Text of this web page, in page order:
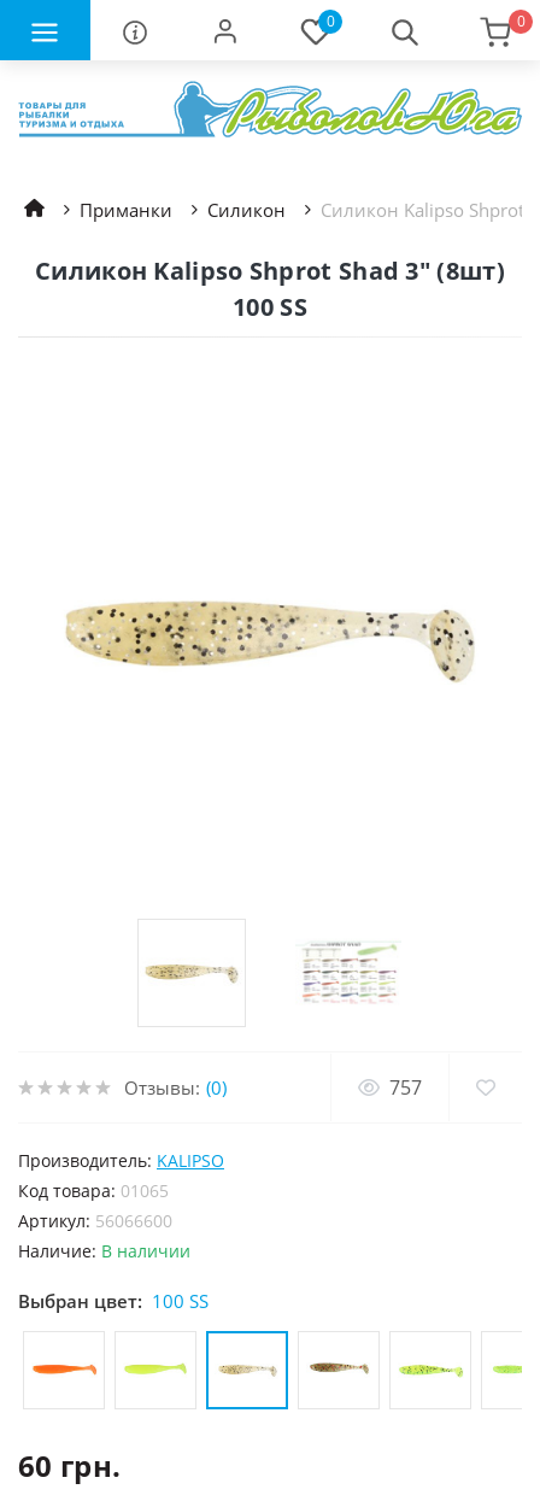
0 0
Приманки Силикон Силикон Kalipso Shprot
Силикон Kalipso Shprot Shad 3" (8шт)
100 SS
Отзывы: (0) 757
Производитель: KALIPSO
код товара: 01065
Артикул: 56066600
Наличие: В наличии
Выбран цвет: 100 SS
60 грн.